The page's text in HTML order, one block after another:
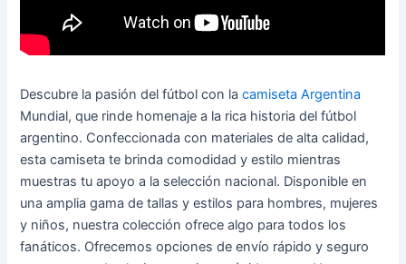
Descubre la pasión del fútbol con lacamiseta Argentina
Mundial, que rinde homenaje a la rica historia del fútbol
argentino. Confeccionada con materiales de alta calidad,
esta camiseta te brinda comodidad y estilo mientras
muestras tu apoyo a la selección nacional. Disponible en
una amplia gama de tallas y estilos para hombres, mujeres
y niños, nuestra colección ofrece algo para todos los
fanáticos. Ofrecemos opciones de envío rápido y seguro